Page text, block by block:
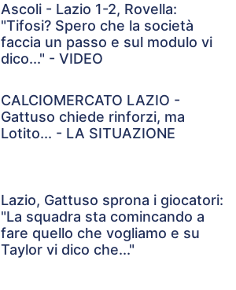
Ascoli - Lazio 1-2, Rovella:
"Tifosi? Spero che la società
faccia un passo e sul modulo vi
dico..." - VIDEO
CALCIOMERCATO LAZIO -
Gattuso chiede rinforzi, ma
Lotito... - LA SITUAZIONE
Lazio, Gattuso sprona i giocatori:
"La squadra sta comincando a
fare quello che vogliamo e su
Taylor vi dico che..."